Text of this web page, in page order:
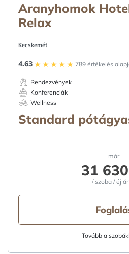
Aranyhomok
Relax
Kecskemét
4.63 789 értékelés
Rendezvények
Konferenciák
Wellness
Standard
már
31
/ szoba / éj
Tovább a